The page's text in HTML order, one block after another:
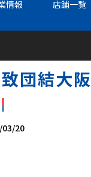
情報 店舗一覧
団結大阪
03/20